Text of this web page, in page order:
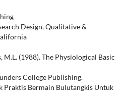
Design, Qualitative &
M.L. (1988). The Physiological Basic
College Publishing.
Praktis Bermain Bulutangkis Untuk